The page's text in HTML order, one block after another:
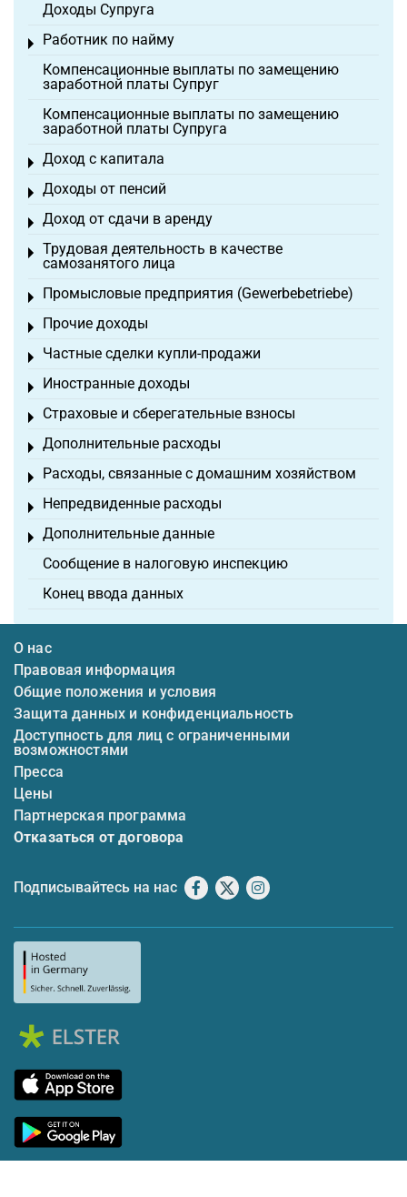
Доходы Супруга
Работник по найму
Toggle menu
Компенсационные выплаты по замещению
заработной платы Супруг
Компенсационные выплаты по замещению
заработной платы Супруга
Доход с капитала
Toggle menu
Доходы от пенсий
Toggle menu
Доход от сдачи в аренду
Toggle menu
Трудовая деятельность в качестве
самозанятого лица
Toggle menu
Промысловые предприятия (Gewerbebetriebe)
Toggle menu
Прочие доходы
Toggle menu
Частные сделки купли-продажи
Toggle menu
Иностранные доходы
Toggle menu
Страховые и сберегательные взносы
Toggle menu
Дополнительные расходы
Toggle menu
Расходы, связанные с домашним хозяйством
Toggle menu
Непредвиденные расходы
Toggle menu
Дополнительные данные
Toggle menu
Сообщение в налоговую инспекцию
Конец ввода данных
О нас
Правовая информация
Общие положения и условия
Защита данных и конфиденциальность
Доступность для лиц с ограниченными
возможностями
Пресса
Цены
Партнерская программа
Отказаться от договора
Подписывайтесь на нас Facebook
X Instagram